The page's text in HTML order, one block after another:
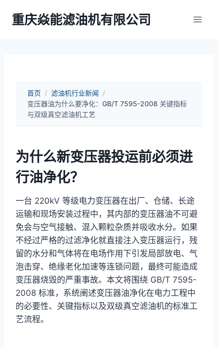
重庆焱能滤油机有限公司
首页 / 滤油机行业新闻 /
变压器油为什么要净化：GB/T 7595-2008 关键指标
与双级真空滤油机工艺
为什么新变压器投运前必须进
行油净化？
一台 220kV 等级电力变压器在出厂、仓储、长途
运输和现场安装过程中，其内部的变压器油不可避
免会与空气接触、混入颗粒杂质并吸收水分。如果
不经过严格的过滤净化就直接注入变压器运行，残
留的水分和气体将在电场作用下引发局部放电、气
泡击穿、绝缘老化加速等连锁问题，最终可能造成
变压器烧毁的严重事故。本文将围绕 GB/T 7595-
2008 标准，系统阐述变压器油净化在电力工程中
的必要性、关键指标以及双级真空滤油机的标准工
艺流程。